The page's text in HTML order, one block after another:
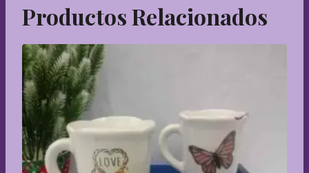
Productos Relacionados